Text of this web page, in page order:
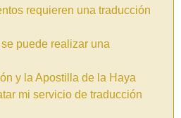
requieren una traducción
puede realizar una
y la Apostilla de la Haya
mi servicio de traducción